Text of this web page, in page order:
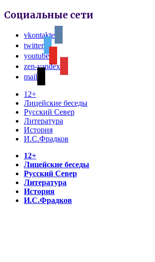
Социальные сети
vkontakte
twitter
youtube
zen-yandex
mail
12+
Лицейские беседы
Русский Север
Литература
История
И.С.Фрадков
12+
Лицейские беседы
Русский Север
Литература
История
И.С.Фрадков